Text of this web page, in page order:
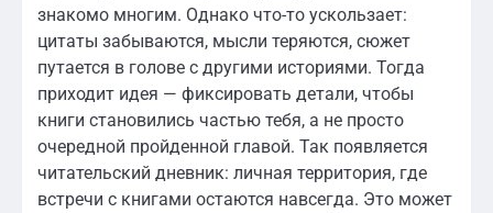
знакомо многим. Однако что-то ускользает:
цитаты забываются, мысли теряются, сюжет
путается в голове с другими историями. Тогда
приходит идея — фиксировать детали, чтобы
книги становились частью тебя, а не просто
очередной пройденной главой. Так появляется
читательский дневник: личная территория, где
встречи с книгами остаются навсегда. Это может